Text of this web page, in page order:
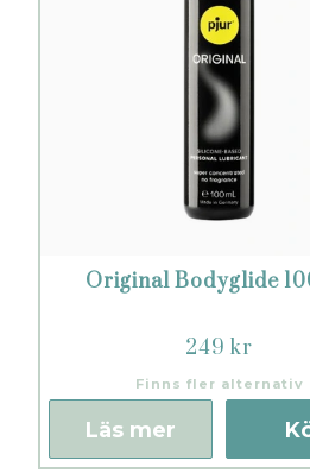
Original Bodyglide
249 kr
Finns fler alternativ
Läs mer